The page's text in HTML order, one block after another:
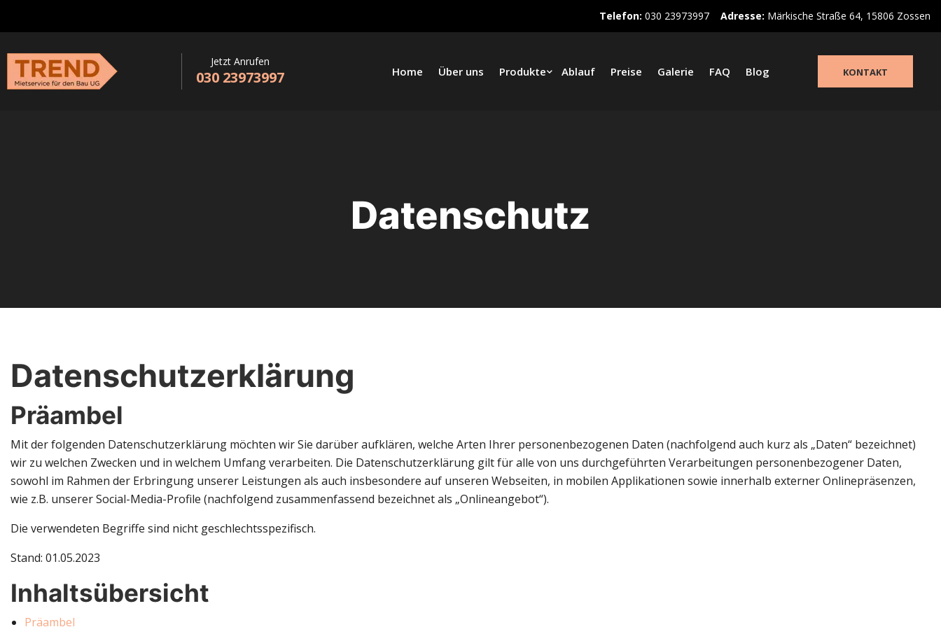
Telefon: 030 23973997 Adresse: Märkische Straße 64, 15806 Zossen
Jetzt Anrufen
030 23973997 Home Über uns Produkte Ablauf Preise Galerie FAQ Blog KONTAKT
Datenschutz
Datenschutzerklärung
Präambel
Mit der folgenden Datenschutzerklärung möchten wir Sie darüber aufklären, welche Arten Ihrer personenbezogenen Daten (nachfolgend auch kurz als „Daten“ bezeichnet)
wir zu welchen Zwecken und in welchem Umfang verarbeiten. Die Datenschutzerklärung gilt für alle von uns durchgeführten Verarbeitungen personenbezogener Daten,
sowohl im Rahmen der Erbringung unserer Leistungen als auch insbesondere auf unseren Webseiten, in mobilen Applikationen sowie innerhalb externer Onlinepräsenzen,
wie z.B. unserer Social-Media-Profile (nachfolgend zusammenfassend bezeichnet als „Onlineangebot“).
Die verwendeten Begriffe sind nicht geschlechtsspezifisch.
Stand: 01.05.2023
Inhaltsübersicht
Präambel